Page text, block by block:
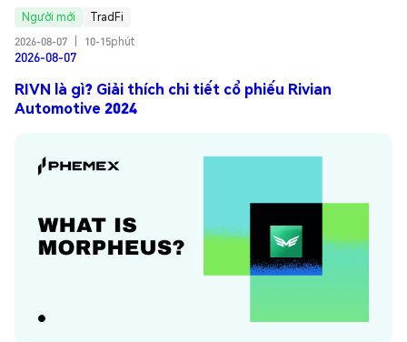
Người mới
TradFi
2026-08-07
10-15phút
2026-08-07
RIVN là gì? Giải thích chi tiết cổ phiếu Rivian
Automotive 2024